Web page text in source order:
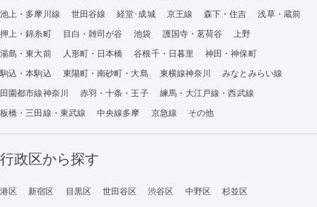
池上・多摩川線
世田谷線 経堂･成城 京王線 森下・住吉
浅草・蔵前
押上・錦糸町
目白・雑司が谷 池袋 護国寺・茗荷谷
上野
湯島・東大前
人形町・日本橋 谷根千・日暮里
神田・神保町
駒込・本駒込
東陽町・南砂町・大島 東横線神奈川
みなとみらい線
田園都市線神奈川
赤羽・十条・王子
練馬・大江戸線・西武線
板橋・三田線・東武線
中央線多摩 京急線 その他
行政区から探す
港区 新宿区 目黒区 世田谷区 渋谷区 中野区 杉並区